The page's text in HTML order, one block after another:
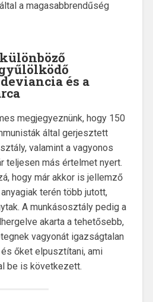
a magasabbrendűség
és a
megjegyeznünk, hogy 150
által gerjesztett
valamint a vagyonos
teljesen más értelmet nyert.
hogy már akkor is jellemző
terén több jutott,
A munkásosztály pedig a
akarta a tehetősebb,
vagyonát igazságtalan
őket elpusztítani, ami
be is következett.